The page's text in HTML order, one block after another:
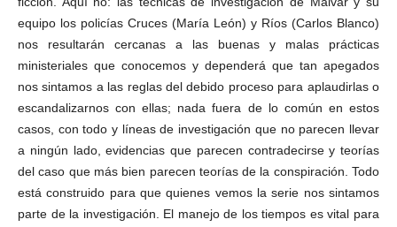
equipo los policías Cruces (María León) y Ríos (Carlos Blanco)
nos resultarán cercanas a las buenas y malas prácticas
ministeriales que conocemos y dependerá que tan apegados
nos sintamos a las reglas del debido proceso para aplaudirlas o
escandalizarnos con ellas; nada fuera de lo común en estos
casos, con todo y líneas de investigación que no parecen llevar
a ningún lado, evidencias que parecen contradecirse y teorías
del caso que más bien parecen teorías de la conspiración. Todo
está construido para que quienes vemos la serie nos sintamos
parte de la investigación. El manejo de los tiempos es vital para